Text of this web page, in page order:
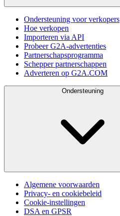
Ondersteuning voor verkopers
Hoe verkopen
Importeren via API
Probeer G2A-advertenties
Partnerschapsprogramma
Schepper partnerschappen
Adverteren op G2A.COM
Ondersteuning
Algemene voorwaarden
Privacy- en cookiebeleid
Cookie-instellingen
DSA en GPSR